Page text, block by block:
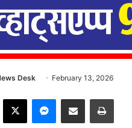
Desk February 13, 2026
X Messenger
Share via Email Print